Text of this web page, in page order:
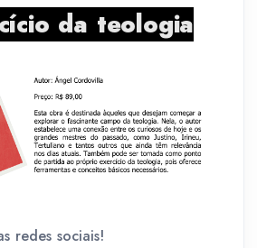
da teologia
redes sociais!